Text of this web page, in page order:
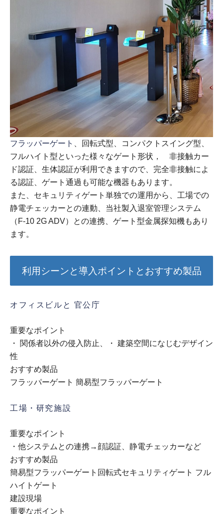
フラッパーゲート
、回転式型、コンパクトスイング型、
フルハイト型といった様々なゲート形状， 非接触カー
ド認証、生体認証が利用できますので、完全非接触によ
る認証、ゲート通過も可能な機器もあります。
また、セキュリティゲート単独での運用から、工場での
静電チェッカーとの連動、当社製入退室管理システム
（F-10 2G ADV）との連携、ゲート型金属探知機もあり
ます。
利用シーンと導入ポイントとおすすめ製品
オフィスビルと 官公庁
重要なポイント
・ 関係者以外の侵入防止、・ 建築空間になじむデザイン
性
おすすめ製品
フラッパーゲート 簡易型フラッパーゲート
工場・研究施設
重要なポイント
・他システムとの連携→顔認証、静電チェッカーなど
おすすめ製品
簡易型フラッパーゲート回転式セキュリティゲート フル
ハイトゲート
建設現場
重要なポイント